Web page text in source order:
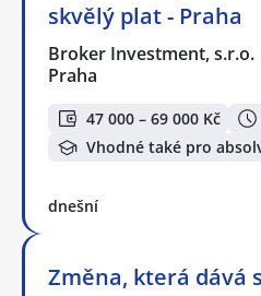
skvělý plat - Praha
Broker Investment, s.r.o.
Praha
47 000 – 69 000 Kč
Vhodné také pro
dnešní
Změna, která dává